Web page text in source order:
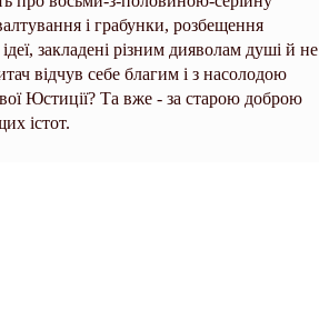
і грабунки, розбещення
закладені різним дияволам душі й не
відчув себе благим і з насолодою
Юстиції? Та вже - за старою доброю
істот.